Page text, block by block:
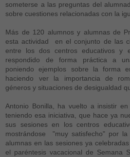
someterse a las preguntas del
sobre cuestiones relacionadas con la
Más de 120 alumnos y alumnas de
esta actividad en el conjunto de las
entre los dos centros educativos y
respondido de forma práctica a
poniendo ejemplos sobre la forma
haciendo ver la importancia de
géneros y situaciones de desigualdad
Antonio Bonilla, ha vuelto a insistir
teniendo esa iniciativa, que hace ya
sus sesiones en los centros
mostrándose "muy satisfecho" por
alumnas en las sesiones ya
el paréntesis vacacional de Semana